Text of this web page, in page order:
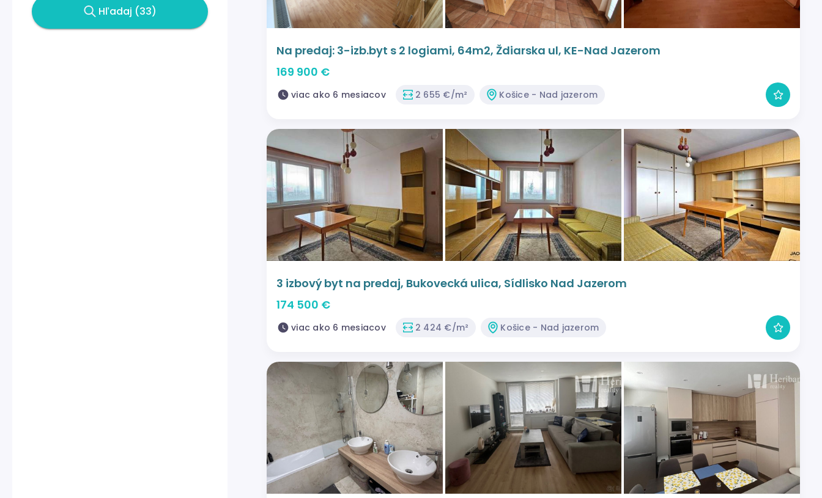
Hľadaj (33)
Na predaj: 3-izb.byt s 2 logiami, 64m2, Ždiarska ul, KE-Nad Jazerom
169 900 €
viac ako 6 mesiacov 2 655 €/m² Košice - Nad jazerom
3 izbový byt na predaj, Bukovecká ulica, Sídlisko Nad Jazerom
174 500 €
viac ako 6 mesiacov 2 424 €/m² Košice - Nad jazerom